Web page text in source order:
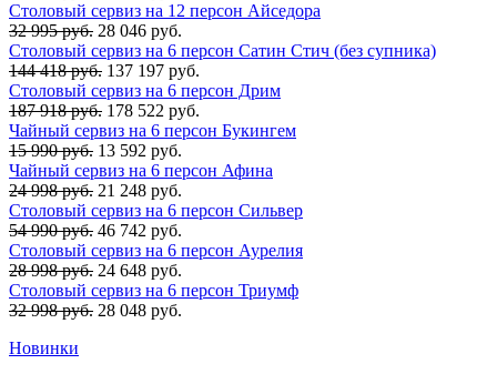
Столовый сервиз на 12 персон Айседора
32 995 руб. 28 046 руб.
Столовый сервиз на 6 персон Сатин Стич (без супника)
144 418 руб. 137 197 руб.
Столовый сервиз на 6 персон Дрим
187 918 руб. 178 522 руб.
Чайный сервиз на 6 персон Букингем
15 990 руб. 13 592 руб.
Чайный сервиз на 6 персон Афина
24 998 руб. 21 248 руб.
Столовый сервиз на 6 персон Сильвер
54 990 руб. 46 742 руб.
Столовый сервиз на 6 персон Аурелия
28 998 руб. 24 648 руб.
Столовый сервиз на 6 персон Триумф
32 998 руб. 28 048 руб.
Новинки